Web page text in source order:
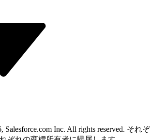
Salesforce.com Inc. All rights reserved. それぞ